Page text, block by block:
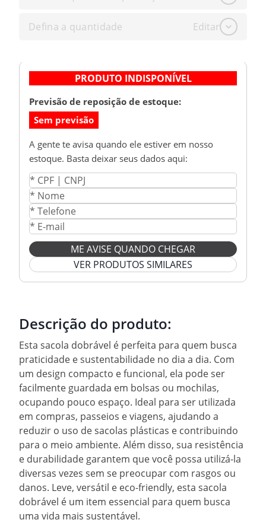
Defina a quantidade Editar
PRODUTO INDISPONÍVEL
Previsão de reposição de estoque:
Sem previsão
A gente te avisa quando ele estiver em nosso
estoque. Basta deixar seus dados aqui:
ME AVISE QUANDO CHEGAR
VER PRODUTOS SIMILARES
Descrição do produto:
Esta sacola dobrável é perfeita para quem busca
praticidade e sustentabilidade no dia a dia. Com
um design compacto e funcional, ela pode ser
facilmente guardada em bolsas ou mochilas,
ocupando pouco espaço. Ideal para ser utilizada
em compras, passeios e viagens, ajudando a
reduzir o uso de sacolas plásticas e contribuindo
para o meio ambiente. Além disso, sua resistência
e durabilidade garantem que você possa utilizá-la
diversas vezes sem se preocupar com rasgos ou
danos. Leve, versátil e eco-friendly, esta sacola
dobrável é um item essencial para quem busca
uma vida mais sustentável.